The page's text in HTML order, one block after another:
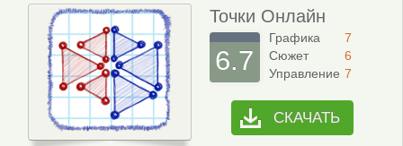
Точки Онлайн
6.7
Графика
Сюжет
Управление
7
6
7
СКАЧАТЬ